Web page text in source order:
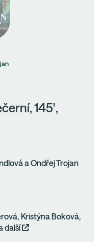
145',
a Ondřej Trojan
Kristýna Boková,
další